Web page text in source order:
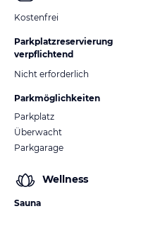
Kostenfrei
Parkplatzreservierung
verpflichtend
Nicht erforderlich
Parkmöglichkeiten
Parkplatz
Überwacht
Parkgarage
Wellness
Sauna